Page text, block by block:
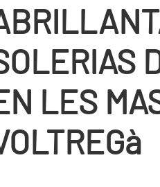
LES